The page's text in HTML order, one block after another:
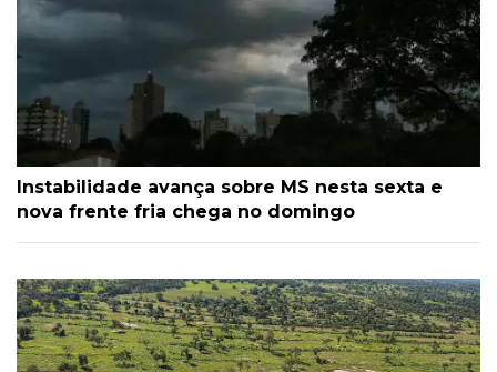
Instabilidade avança sobre MS nesta sexta e
nova frente fria chega no domingo